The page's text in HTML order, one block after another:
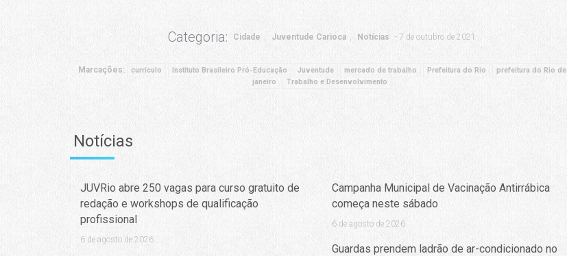
Categoria: Cidade Juventude Carioca Notícias 7 de outubro de 2021
Marcações: currículo Instituto Brasileiro Pró-Educação Juventude mercado de trabalho Prefeitura do Rio
prefeitura do Rio de
janeiro
Trabalho e Desenvolvimento
Notícias
JUVRio abre 250 vagas para curso gratuito de
redação e workshops de qualificação
profissional
6 de agosto de 2026
Campanha Municipal de Vacinação Antirrábica
começa neste sábado
6 de agosto de 2026
Guardas prendem ladrão de ar-condicionado no